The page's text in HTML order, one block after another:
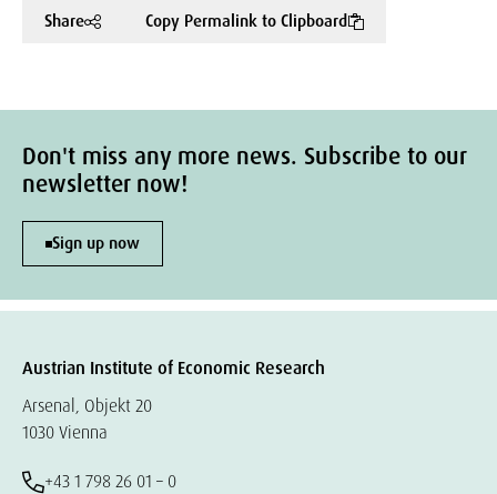
Share Copy Permalink to Clipboard
Don't miss any more news. Subscribe to our
newsletter now!
Sign up now
Austrian Institute of Economic Research
Arsenal, Objekt 20
1030 Vienna
+43 1 798 26 01 – 0